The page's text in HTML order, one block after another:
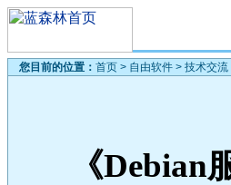
您目前的位置： 首页 > 自由软件 > 技术交流
《